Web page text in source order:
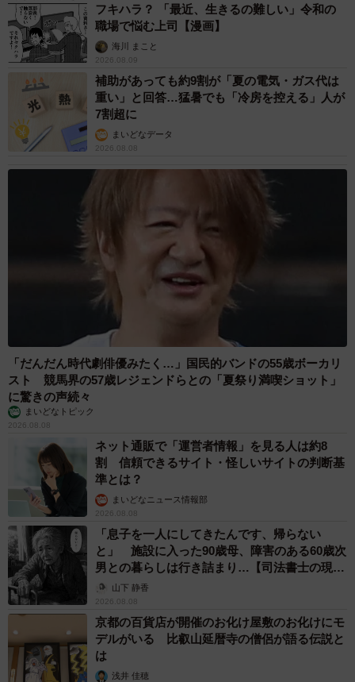
フキハラ？ 「最近、生きるの難しい」令和の
職場で悩む上司【漫画】
海川 まこと
2026.08.09
補助があっても約9割が「夏の電気・ガス代は
重い」と回答…猛暑でも「冷房を控える」人が
7割超に
まいどなデータ
2026.08.08
「だんだん時代劇俳優みたく…」国民的バンドの55歳ボーカリ
スト 競馬界の57歳レジェンドらとの「夏祭り満喫ショット」
に驚きの声続々
まいどなトピック
2026.08.08
ネット通販で「運営者情報」を見る人は約8
割 信頼できるサイト・怪しいサイトの判断基
準とは？
まいどなニュース情報部
2026.08.08
「息子を一人にしてきたんです、帰らない
と」 施設に入った90歳母、障害のある60歳次
男との暮らしは行き詰まり…【司法書士の現場
から】山下 静香
2026.08.08
京都の百貨店が開催のお化け屋敷のお化けにモ
デルがいる 比叡山延暦寺の僧侶が語る伝説と
は
浅井 佳穂